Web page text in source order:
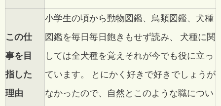
この仕
事を目
指した
理由
小学生の頃から動物図鑑、鳥類図鑑、犬種
図鑑を毎日毎日飽きもせず読み、 犬種に関
しては全犬種を覚えそれが今でも役に立っ
ています。
とにかく好きで好きでしょうが
なかったので、自然とこのような職につい